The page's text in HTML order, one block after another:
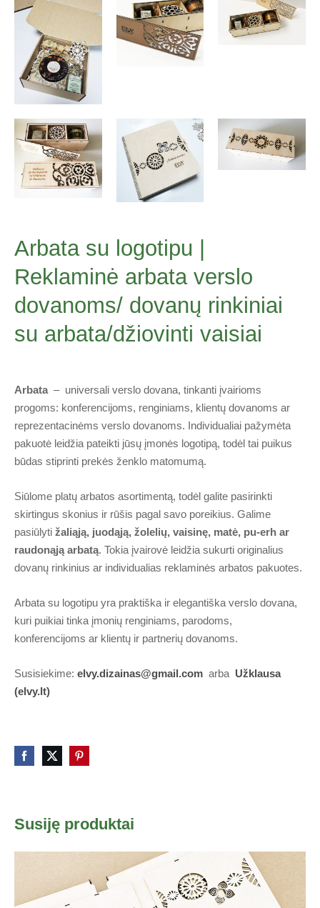
Arbata su logotipu |
Reklaminė arbata verslo
dovanoms/ dovanų rinkiniai
su arbata/džiovinti vaisiai
Arbata – universali verslo dovana, tinkanti įvairioms
progoms: konferencijoms, renginiams, klientų dovanoms ar
reprezentacinėms verslo dovanoms. Individualiai pažymėta
pakuotė leidžia pateikti jūsų įmonės logotipą, todėl tai puikus
būdas stiprinti prekės ženklo matomumą.
Siūlome platų arbatos asortimentą, todėl galite pasirinkti
skirtingus skonius ir rūšis pagal savo poreikius. Galime
pasiūlyti žaliąją, juodąją, žolelių, vaisinę, matė, pu-erh ar
raudonąją arbatą. Tokia įvairovė leidžia sukurti originalius
dovanų rinkinius ar individualias reklaminės arbatos pakuotes.
Arbata su logotipu yra praktiška ir elegantiška verslo dovana,
kuri puikiai tinka įmonių renginiams, parodoms,
konferencijoms ar klientų ir partnerių dovanoms.
Susisiekime: elvy.dizainas@gmail.com arba Užklausa
(elvy.lt)
Susiję produktai